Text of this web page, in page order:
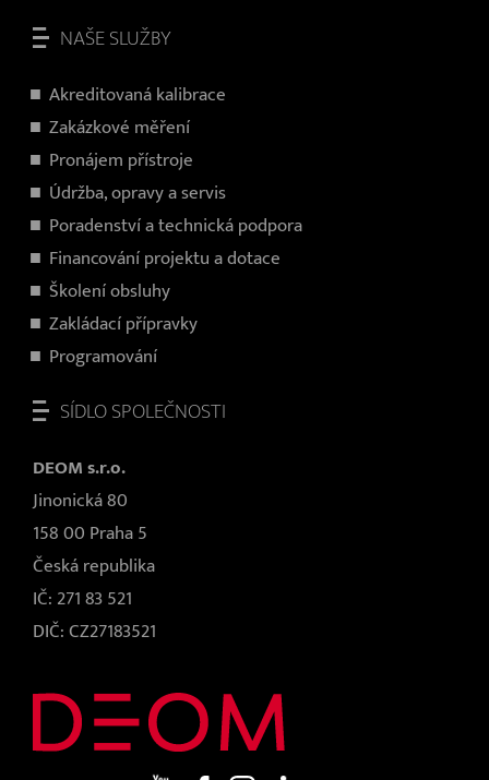
NAŠE SLUŽBY
Akreditovaná kalibrace
Zakázkové měření
Pronájem přístroje
Údržba, opravy a servis
Poradenství a technická podpora
Financování projektu a dotace
Školení obsluhy
Zakládací přípravky
Programování
SÍDLO SPOLEČNOSTI
DEOM s.r.o.
Jinonická 80
158 00 Praha 5
Česká republika
IČ: 271 83 521
DIČ: CZ27183521